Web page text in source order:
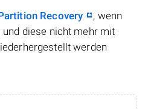
Recovery
, wenn
diese nicht mehr mit
werden